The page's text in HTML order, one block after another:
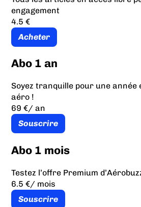
engagement
4.5 €
Acheter
Abo 1 an
Soyez tranquille pour une année
aéro !
69 €/ an
Souscrire
Abo 1 mois
Testez l’offre Premium
6.5 €/ mois
Souscrire